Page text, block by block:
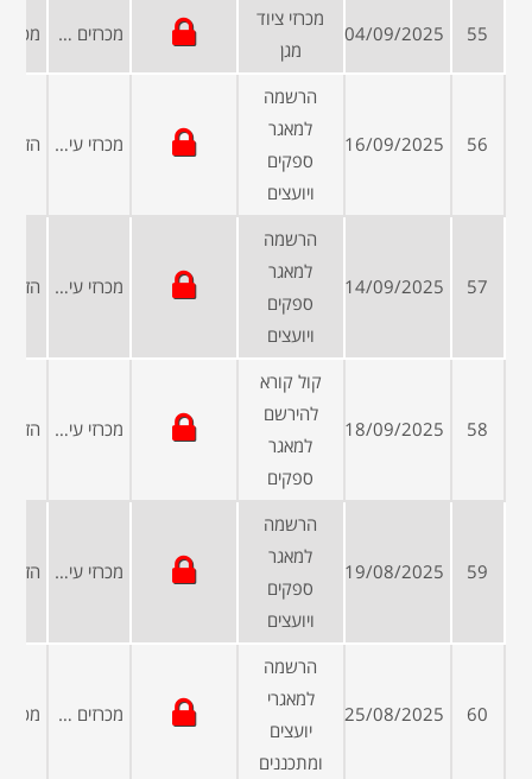
55
04/09/2025
מכרזי ציוד
מגן
מכרזים פומביים
56
16/09/2025
הרשמה
למאגר
ספקים
ויועצים
מכרזי עיריות ומועצות
57
14/09/2025
הרשמה
למאגר
ספקים
ויועצים
מכרזי עיריות ומועצות
58
18/09/2025
קול קורא
להירשם
למאגר
ספקים
מכרזי עיריות ומועצות
59
19/08/2025
הרשמה
למאגר
ספקים
ויועצים
מכרזי עיריות ומועצות
60
25/08/2025
הרשמה
למאגרי
יועצים
ומתכננים
מכרזים פומביים